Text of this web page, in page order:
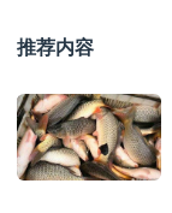
推荐内容